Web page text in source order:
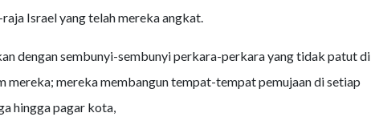
Israel yang telah mereka angkat.
dengan sembunyi-sembunyi perkara-perkara yang tidak patut di
mereka; mereka membangun tempat-tempat pemujaan di setiap
hingga pagar kota,